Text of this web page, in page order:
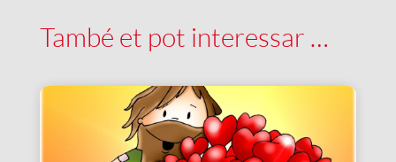
També et pot interessar …